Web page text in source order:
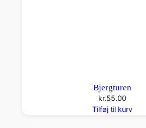
Bjergturen
kr.55.00
Tilføj til kurv